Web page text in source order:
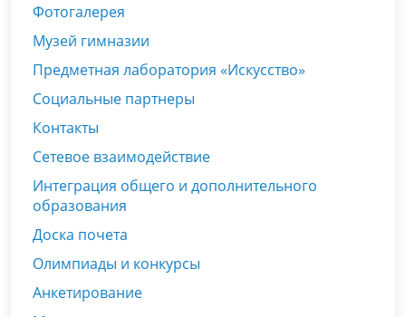
Фотогалерея
Музей гимназии
Предметная лаборатория «Искусство»
Социальные партнеры
Контакты
Сетевое взаимодействие
Интеграция общего и дополнительного
образования
Доска почета
Олимпиады и конкурсы
Анкетирование